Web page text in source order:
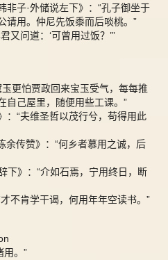
子·外储说左下》：“孔子御坐于
请用。仲尼先饭黍而后啖桃。”
又问道：‘可曾用过饭？’”
更怕贾政回来宝玉受气，每每推
自己屋里，随便用些工课。”
“夫维圣哲以茂行兮，苟得用此
传赞》：“何乡者慕用之诚，后
》：“介如石焉，宁用终日，断
不肯学干谒，何用年年空读书。”
用。”